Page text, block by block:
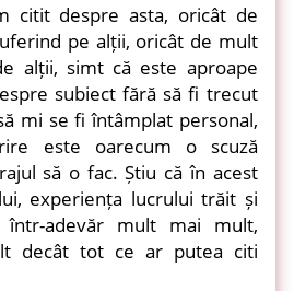
citit despre asta, oricât de
pe alții, oricât de mult
alții, simt că este aproape
subiect fără să fi trecut
mi se fi întâmplat personal,
este oarecum o scuză
să o fac. Știu că în acest
experiența lucrului trăit și
adevăr mult mai mult,
decât tot ce ar putea citi